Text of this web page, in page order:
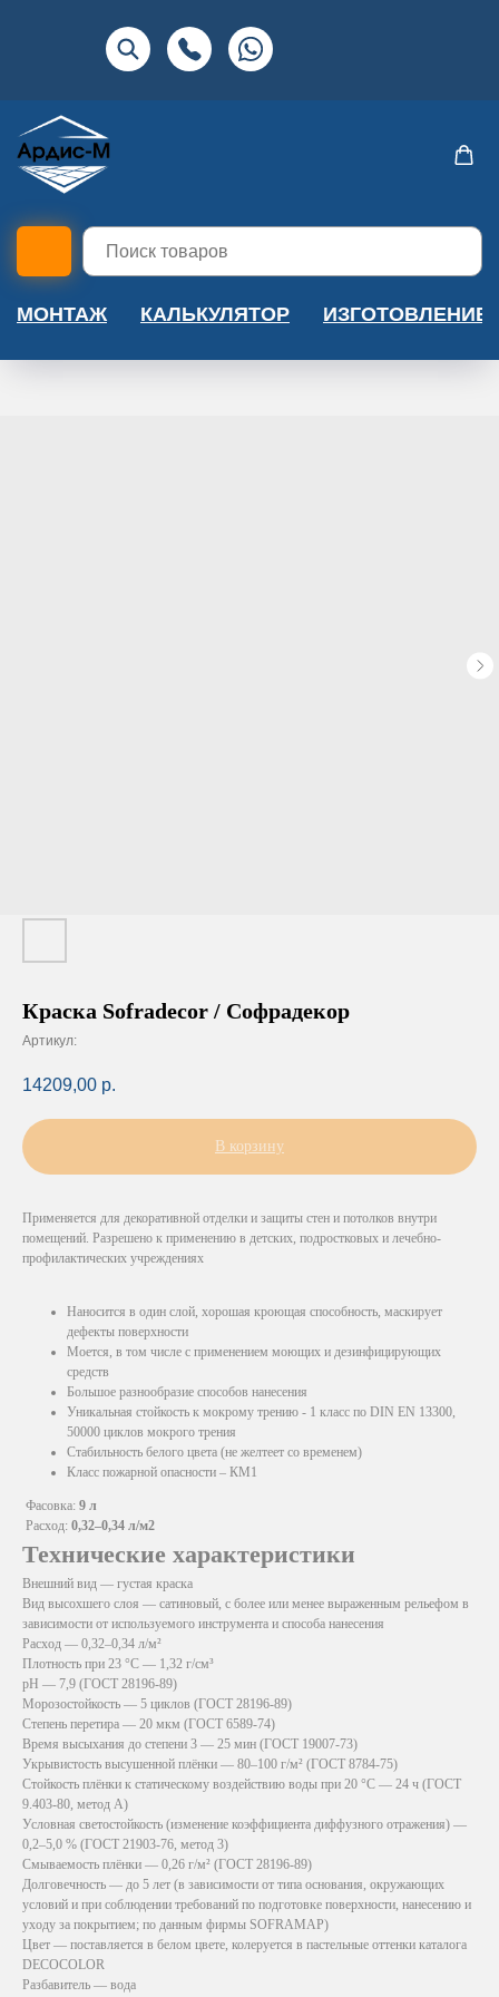
МОНТАЖ КАЛЬКУЛЯТОР ИЗГОТОВЛЕНИЕ
Краска Sofradecor / Софрадекор
Артикул:
14209,00 р.
В корзину
Применяется для декоративной отделки и защиты стен и потолков внутри
помещений. Разрешено к применению в детских, подростковых и лечебно-
профилактических учреждениях
Наносится в один слой, хорошая кроющая способность, маскирует
дефекты поверхности
Моется, в том числе с применением моющих и дезинфицирующих
средств
Большое разнообразие способов нанесения
Уникальная стойкость к мокрому трению - 1 класс по DIN EN 13300,
50000 циклов мокрого трения
Стабильность белого цвета (не желтеет со временем)
Класс пожарной опасности – КМ1
Фасовка: 9 л
Расход: 0,32–0,34 л/м2
Технические характеристики
Внешний вид — густая краска
Вид высохшего слоя — сатиновый, с более или менее выраженным рельефом в
зависимости от используемого инструмента и способа нанесения
Расход — 0,32–0,34 л/м²
Плотность при 23 °C — 1,32 г/см³
pH — 7,9 (ГОСТ 28196-89)
Морозостойкость — 5 циклов (ГОСТ 28196-89)
Степень перетира — 20 мкм (ГОСТ 6589-74)
Время высыхания до степени 3 — 25 мин (ГОСТ 19007-73)
Укрывистость высушенной плёнки — 80–100 г/м² (ГОСТ 8784-75)
Стойкость плёнки к статическому воздействию воды при 20 °C — 24 ч (ГОСТ
9.403-80, метод А)
Условная светостойкость (изменение коэффициента диффузного отражения) —
0,2–5,0 % (ГОСТ 21903-76, метод 3)
Смываемость плёнки — 0,26 г/м² (ГОСТ 28196-89)
Долговечность — до 5 лет (в зависимости от типа основания, окружающих
условий и при соблюдении требований по подготовке поверхности, нанесению и
уходу за покрытием; по данным фирмы SOFRAMAP)
Цвет — поставляется в белом цвете, колеруется в пастельные оттенки каталога
DECOCOLOR
Разбавитель — вода